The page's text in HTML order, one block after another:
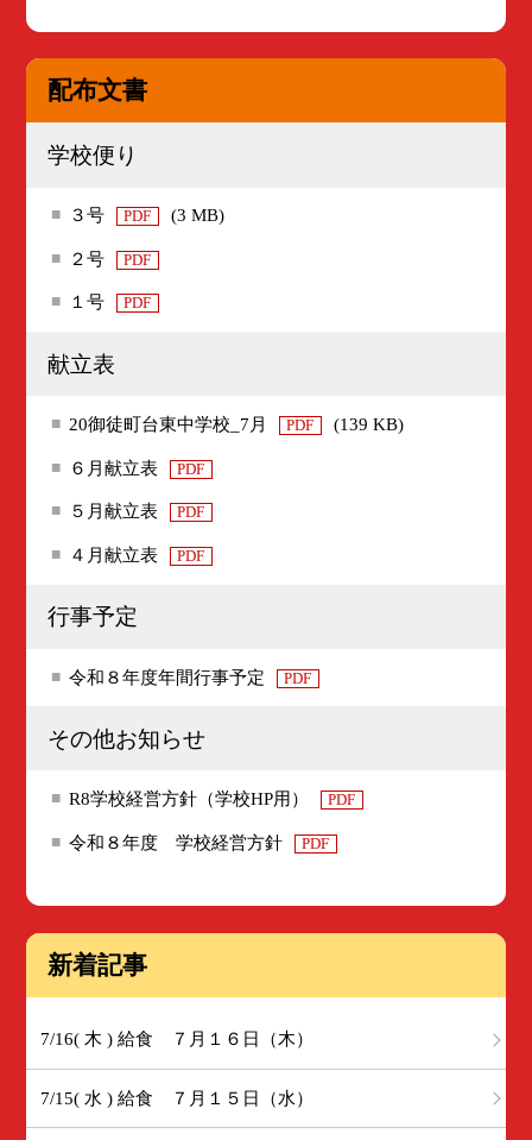
配布文書
学校便り
３号 PDF (3 MB)
２号 PDF
１号 PDF
献立表
20御徒町台東中学校_7月 PDF (139 KB)
６月献立表 PDF
５月献立表 PDF
４月献立表 PDF
行事予定
令和８年度年間行事予定 PDF
その他お知らせ
R8学校経営方針（学校HP用） PDF
令和８年度 学校経営方針 PDF
新着記事
7/16( 木 ) 給食 ７月１６日（木）
7/15( 水 ) 給食 ７月１５日（水）